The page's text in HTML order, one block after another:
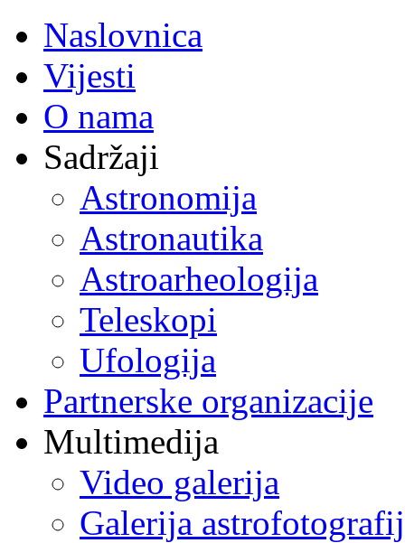
Naslovnica
Vijesti
O nama
Sadržaji
Astronomija
Astronautika
Astroarheologija
Teleskopi
Ufologija
Partnerske organizacije
Multimedija
Video galerija
Galerija